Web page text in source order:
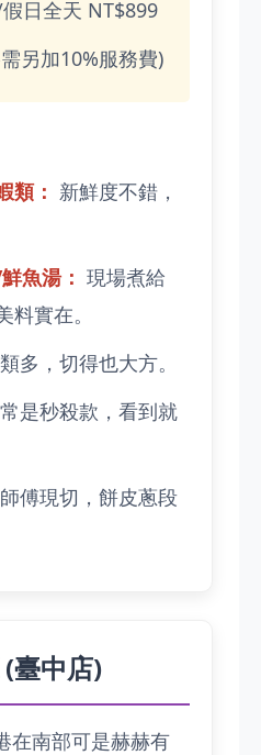
日全天 NT$899
另加10%服務費)
類： 新鮮度不錯，
魚湯： 現場煮給
料實在。
多，切得也大方。
是秒殺款，看到就
師傅現切，餅皮蔥段
臺中店)
在南部可是赫赫有